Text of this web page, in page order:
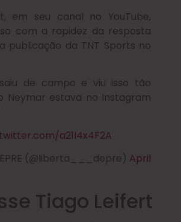
em seu canal no YouTube,
com a rapidez da resposta
publicação da TNT Sports no
de campo e viu isso tão
Neymar estava no Instagram
a21I4x4F2A
(@liberta___depre) April
Tiago Leifert